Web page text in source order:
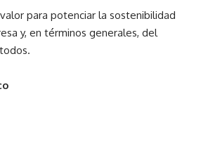
para potenciar la sostenibilidad
y, en términos generales, del